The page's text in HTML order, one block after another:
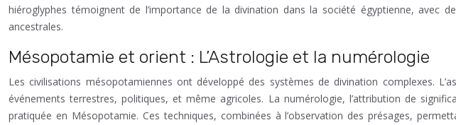
hiéroglyphes témoignent de l’importance de la divination dans la société égyptienne,
ancestrales.
Mésopotamie et orient : L’Astrologie et la numérologie
Les civilisations mésopotamiennes ont développé des systèmes de divination complexes.
événements terrestres, politiques, et même agricoles. La numérologie, l’attribution de
pratiquée en Mésopotamie. Ces techniques, combinées à l’observation des présages,